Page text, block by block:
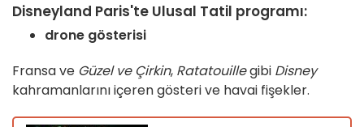
Disneyland Paris'te Ulusal Tatil programı:
drone gösterisi
Fransa ve Güzel ve Çirkin, Ratatouillegibi Disney
kahramanlarını içeren gösteri ve havai fişekler.